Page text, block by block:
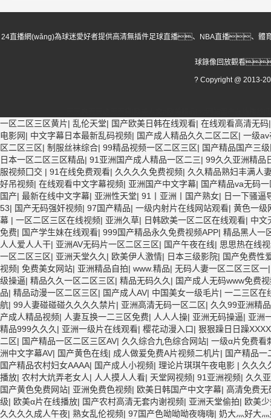
24直播網(wǎng)為球迷愛好者提供高清無插件足球直播、NBA直播、
球錄像回放觀看
? Copyright @ 2013-
一区二区三区黄片| 乱伦天堂| 国产欧美日韩在线观看| 在线观看高清无码
电影网| 中文字幕日本最新乱码视频| 国产成人精品久久二区二区| 一级av
区二区三区| 制服丝袜综合| 99精品视频一区二区三区| 国产精品国产三
日本一区二区三区精品| 91亚洲国产成人精品一区二三| 99久久亚洲精品
服视频囗交 | 91在线免费观看| 久久久久免费视频| 久久精品熟妇丰满人
好吊视频| 在线观看中文字幕视频| 亚洲国产中文字幕| 国产精品va无码
国产| 最新在线中文字幕| 亚洲性天堂| 91丨亚洲丨国产熟女| 日一下骚逼
53| 国产无码强奸视频| 97国产精品| 一级内射片在线网站观看| 黄色一级
幕 | 一区二区三区在线视频| 亚洲久草| 日韩欧美一区二区在线观看| 中文
免费| 国产学生妹在线观看| 999国产精品永久免费视频APP| 精品黑人一
人人爱人人干| 亚洲AV无码片一区二区三区| 国产午夜在线| 思思热在线
一区二区三区| 亚洲天堂久久 | 欧美伊人激情| 日本三级影院| 国产免费性
视频| 免费美女网站| 亚洲精品自拍| www.精品| 无码人妻一区二区三区一
级操逼| 精品久久一区二区三区| 精品无码久久 | 国产成人无码www免费
品| 精品动漫一区二区三区| 国产成人AV| 中国美女一级毛片| 一二三区在
航| 99人妻碰碰碰久久久久禁片| 亚洲高清无码一区二区| 久久99亚洲精
产成人精品视频| 人妻互换一二三区免费| 人人人操| 亚洲无码操逼| 亚洲
精品999久久久 | 亚洲一级片在线观看| 樱花动漫入口| 狠狠躁日日躁
二区| 国产精品一区二区三区AV| 久久综合九色综合网站| 一级α片免费看
洲中文字幕AV| 国产黄色在线| 成人做爰免费A片视频二机片| 国产精品一
国产精品农村妇女AAAA| 国产成人小视频| 理论片琪琪午夜电影 | 久久久
播放| 农村大炕弄老女人| 人人摸人人看| 天堂网视频| 91亚洲视频| 久久
国产黄色免费网站| 亚洲免费色视频| 欧美日韩国产中文字幕| 高清免费无
级| 欧美α片在线播放| 国产农村高清无套内谢视频| 亚洲天堂偷拍| 欧美
久久久久成人午夜| 熟女乱伦视频| 97国产色呦呦呦夜嗨嗨| 奶大灬好大